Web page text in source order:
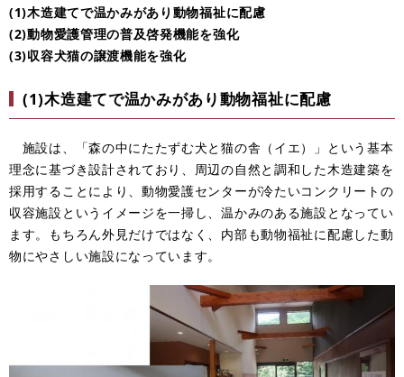
(1)木造建てで温かみがあり動物福祉に配慮
(2)動物愛護管理の普及啓発機能を強化
(3)収容犬猫の譲渡機能を強化
(1)木造建てで温かみがあり動物福祉に配慮
施設は、「森の中にたたずむ犬と猫の舎（イエ）」という基本
理念に基づき設計されており、周辺の自然と調和した木造建築を
採用することにより、動物愛護センターが冷たいコンクリートの
収容施設というイメージを一掃し、温かみのある施設となってい
ます。もちろん外見だけではなく、内部も動物福祉に配慮した動
物にやさしい施設になっています。